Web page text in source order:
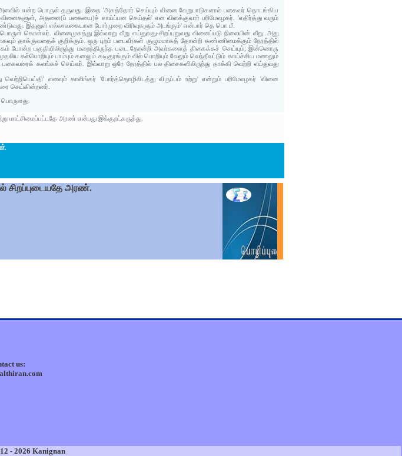
என்ற பொருள் தருவது. இதை 'அகத்தோர் செய்யும் வினை வேறுபாடுகளால் பகைவர் தொடங்கிய
அதனை(ப் பகையை)ச் சாய்ப்பன செய்தல்' என விளக்குவார் பரிமேலழகர். 'எதிர்த்து வரும்
இதனுள் எல்லாவகையான போர்முறை விரிவுகளும் அடங்கும்' என்பார் தெ பொ மீ.
கொள்வர். வினைமுகத்து இவ்வாறு வீறு எய்துவது-சிறப்புறுவது வினைப்படு நிலையின் வீறு. அது
தாக்குவதைக் குறிக்கும். ஒரு புறம் படைவீரகள் குழுமமாகத் தோன்றி கண்ணிமைக்கும் நேரத்தில்
போன்ற பகுதியிலிருந்து மறைந்திருந்த படை தோன்றி அவர்களைத் திகைக்கச் செய்யும்; இன்னொரு
கல்பொறியும் பாம்பும் கனலும் கடிகுரங்கும் வில் பொறியும் வேலும் வெந்தீவட்டும் காய்ச்சிய மணலும்
கலங்கச் செய்வர். இவ்வாறு ஒரே நேரத்தில் பல திசைகளிலிருந்து தாக்கி வெற்றி எய்துவது
எனவும் காலிங்கர் 'போர்த்தொழிலிடத்து விருப்பம் உற்று' என்றும் பரிமேலழகர் 'வினை
செய்கின்றனர்.
மாட்சிமைப்பட்டதே அரண் என்பது இக்குறட்கருத்து.
.
சிறப்புடையதே அரண்.
us:
- 2026 Kanignan